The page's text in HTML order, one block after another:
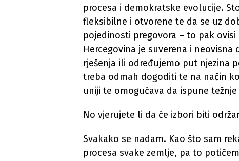
procesa i demokratske evolucije.
fleksibilne i otvorene te da se uz
pojedinosti pregovora – to pak
Hercegovina je suverena i neovisna
rješenja ili određujemo put njezina
treba odmah dogoditi te na način
uniji te omogućava da ispune
No vjerujete li da će izbori biti
Svakako se nadam. Kao što sam
procesa svake zemlje, pa to